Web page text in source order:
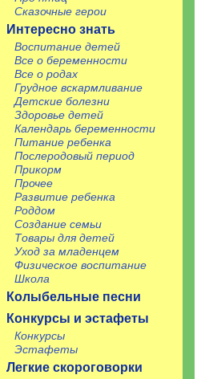
Сказочные герои
Интересно знать
Воспитание детей
Все о беременности
Все о родах
Грудное вскармливание
Детские болезни
Здоровье детей
Календарь беременности
Питание ребенка
Послеродовый период
Прикорм
Прочее
Развитие ребенка
Роддом
Создание семьи
Товары для детей
Уход за младенцем
Физическое воспитание
Школа
Колыбельные песни
Конкурсы и эстафеты
Конкурсы
Эстафеты
Легкие скороговорки